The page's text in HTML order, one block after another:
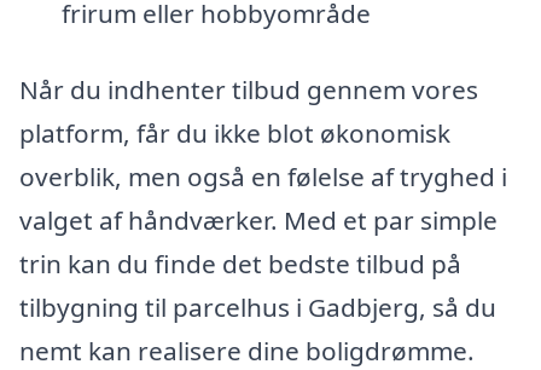
frirum eller hobbyområde
Når du indhenter tilbud gennem vores
platform, får du ikke blot økonomisk
overblik, men også en følelse af tryghed i
valget af håndværker. Med et par simple
trin kan du finde det bedste tilbud på
tilbygning til parcelhus i Gadbjerg, så du
nemt kan realisere dine boligdrømme.